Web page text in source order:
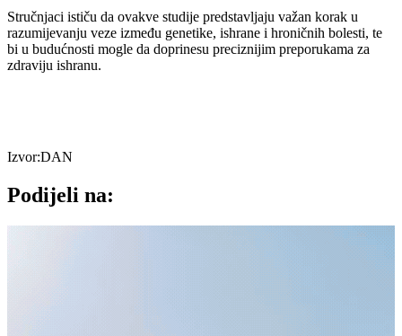
Stručnjaci ističu da ovakve studije predstavljaju važan korak u
razumijevanju veze između genetike, ishrane i hroničnih bolesti, te
bi u budućnosti mogle da doprinesu preciznijim preporukama za
zdraviju ishranu.
Izvor:DAN
Podijeli na: